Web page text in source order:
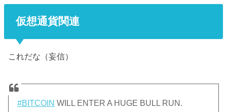
仮想通貨関連
これだな（妄信）
#BITCOIN WILL ENTER A HUGE BULL RUN.